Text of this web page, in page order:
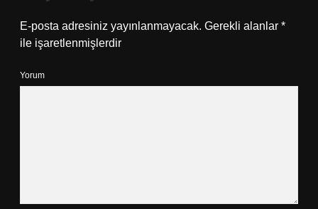
E-posta adresiniz yayınlanmayacak. Gerekli alanlar *
ile işaretlenmişlerdir
Yorum